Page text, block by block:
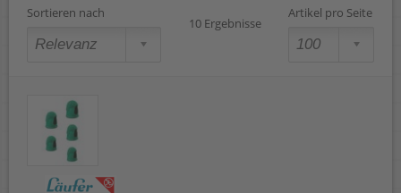
Sortieren nach
10 Ergebnisse
Artikel pro Seite